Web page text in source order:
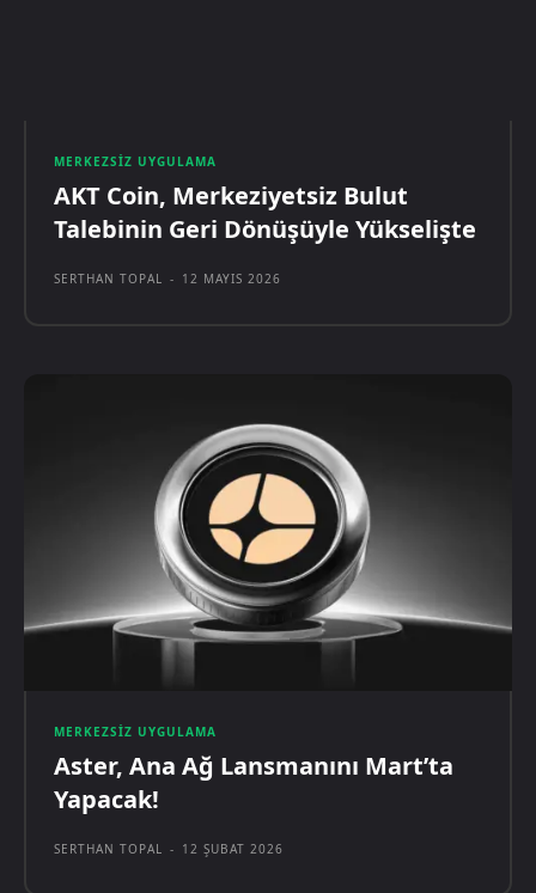
MERKEZSIZ UYGULAMA
AKT Coin, Merkeziyetsiz Bulut
Talebinin Geri Dönüşüyle Yükselişte
SERTHAN TOPAL - 12 MAYIS 2026
MERKEZSIZ UYGULAMA
Aster, Ana Ağ Lansmanını Mart’ta
Yapacak!
SERTHAN TOPAL - 12 ŞUBAT 2026